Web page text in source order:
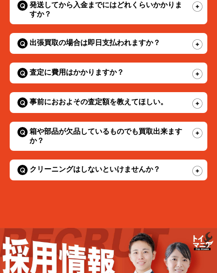
発送してから入金までにはどれくらいかかりま
すか？
出張買取の場合は即日支払われますか？
査定に費用はかかりますか？
事前におおよその査定額を教えてほしい。
箱や部品が欠品しているものでも買取出来ます
か？
クリーニングはしないといけませんか？